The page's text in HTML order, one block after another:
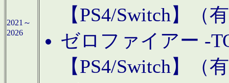
2021～
2026
【PS4/Switch】（
ゼロファイアー -
【PS4/Switch】（